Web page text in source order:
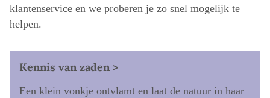
klantenservice en we proberen je zo snel mogelijk te
helpen.
Kennis van zaden >
Een klein vonkje ontvlamt en laat de natuur in haar